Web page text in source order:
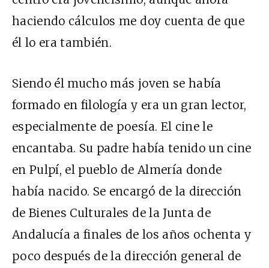
haciendo cálculos me doy cuenta de que
él lo era también.
Siendo él mucho más joven se había
formado en filología y era un gran lector,
especialmente de poesía. El cine le
encantaba. Su padre había tenido un cine
en Pulpí, el pueblo de Almería donde
había nacido. Se encargó de la dirección
de Bienes Culturales de la Junta de
Andalucía a finales de los años ochenta y
poco después de la dirección general de